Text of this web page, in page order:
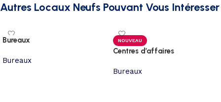
Autres Locaux Neufs Pouvant Vous Intéresser
Bureaux
Bureaux
NOUVEAU
Centres d’affaires
Bureaux